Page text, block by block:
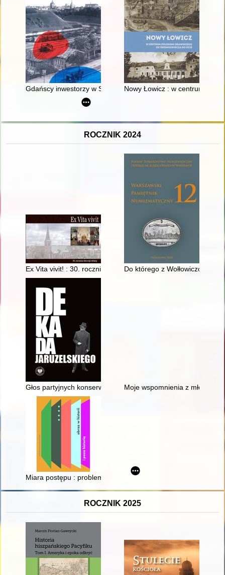
Gdańscy inwestorzy w Sopocie : prestiż finansowy i
Nowy Łowicz : w centrum
ROCZNIK 2024
Ex Vita vivit! : 30. rocznica diecezji ełckiej : 1992-2022
Do którego z Wołłowiczów
Głos partyjnych konserwatystów : Władysław Machejek i
Moje wspomnienia z młodości.
Miara postępu : problem relacji formalizmu i realizmu w
ROCZNIK 2025